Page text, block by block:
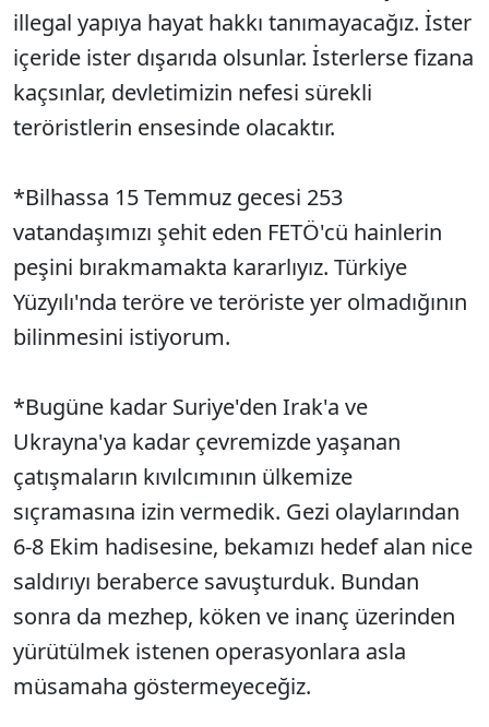
illegal yapıya hayat hakkı tanımayacağız. İster
içeride ister dışarıda olsunlar. İsterlerse fizana
kaçsınlar, devletimizin nefesi sürekli
teröristlerin ensesinde olacaktır.
*Bilhassa 15 Temmuz gecesi 253
vatandaşımızı şehit eden FETÖ'cü hainlerin
peşini bırakmamakta kararlıyız. Türkiye
Yüzyılı'nda teröre ve teröriste yer olmadığının
bilinmesini istiyorum.
*Bugüne kadar Suriye'den Irak'a ve
Ukrayna'ya kadar çevremizde yaşanan
çatışmaların kıvılcımının ülkemize
sıçramasına izin vermedik. Gezi olaylarından
6-8 Ekim hadisesine, bekamızı hedef alan nice
saldırıyı beraberce savuşturduk. Bundan
sonra da mezhep, köken ve inanç üzerinden
yürütülmek istenen operasyonlara asla
müsamaha göstermeyeceğiz.